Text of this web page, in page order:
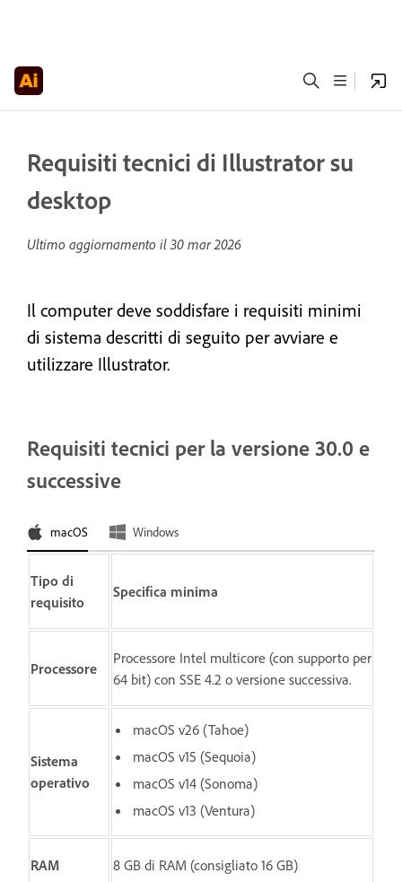
Requisiti tecnici di Illustrator su
desktop
Ultimo aggiornamento il 30 mar 2026
Il computer deve soddisfare i requisiti minimi
di sistema descritti di seguito per avviare e
utilizzare Illustrator.
Requisiti tecnici per la versione 30.0 e
successive
macOS Windows
Tipo di
requisito
Specifica minima
Processore
Processore Intel multicore (con supporto per
64 bit) con SSE 4.2 o versione successiva.
Sistema
operativo
macOS v26 (Tahoe)
macOS v15 (Sequoia)
macOS v14 (Sonoma)
macOS v13 (Ventura)
RAM 8 GB di RAM (consigliato 16 GB)